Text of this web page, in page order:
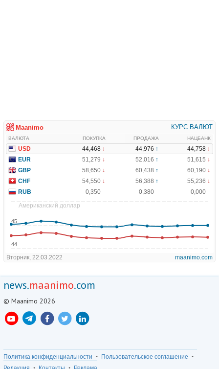
news.maanimo.com
© Maanimo 2026
Политика конфиденциальности
Пользовательское соглашение
Редакция
Контакты Реклама